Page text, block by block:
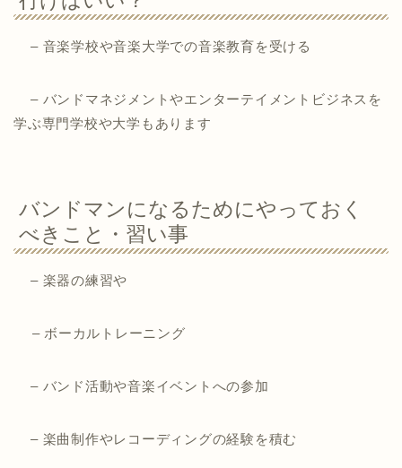
– 音楽学校や音楽大学での音楽教育を受ける
– バンドマネジメントやエンターテイメントビジネスを
学ぶ専門学校や大学もあります
バンドマンになるためにやっておく
べきこと・習い事
– 楽器の練習や
– ボーカルトレーニング
– バンド活動や音楽イベントへの参加
– 楽曲制作やレコーディングの経験を積む